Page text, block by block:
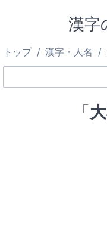
漢字
トップ 漢字・人名
「